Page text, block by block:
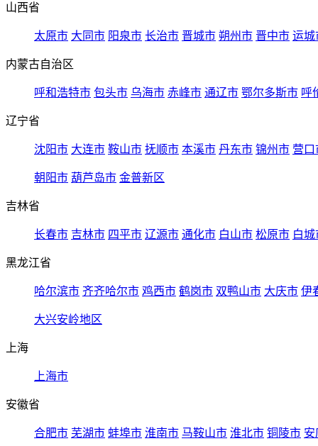
山西省
太原市 大同市 阳泉市 长治市 晋城市 朔州市 晋中市 运城
内蒙古自治区
呼和浩特市 包头市 乌海市 赤峰市 通辽市 鄂尔多斯市 呼
辽宁省
沈阳市 大连市 鞍山市 抚顺市 本溪市 丹东市 锦州市 营口
朝阳市 葫芦岛市 金普新区
吉林省
长春市 吉林市 四平市 辽源市 通化市 白山市 松原市 白城
黑龙江省
哈尔滨市 齐齐哈尔市 鸡西市 鹤岗市 双鸭山市 大庆市 伊
大兴安岭地区
上海
上海市
安徽省
合肥市 芜湖市 蚌埠市 淮南市 马鞍山市 淮北市 铜陵市 安